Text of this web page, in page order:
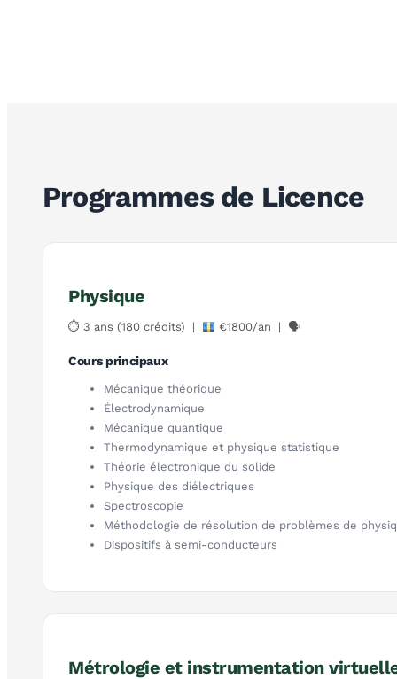
Programmes de Licence
Physique
⏱ 3 ans (180 crédits) | €1800/an | 🗣
Cours principaux
Mécanique théorique
Électrodynamique
Mécanique quantique
Thermodynamique et physique statistique
Théorie électronique du solide
Physique des diélectriques
Spectroscopie
Méthodologie de résolution de problèmes de
Dispositifs à semi-conducteurs
Métrologie et instrumentation